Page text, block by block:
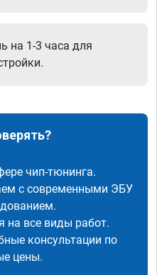
на 1-3 часа для
чип-тюнинга.
с современными ЭБУ
на все виды работ.
консультации по
цены.